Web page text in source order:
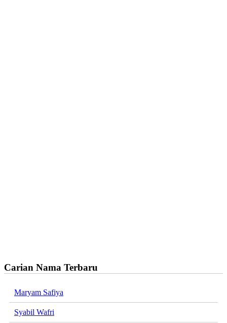
Carian Nama Terbaru
Maryam Safiya
Syabil Wafri